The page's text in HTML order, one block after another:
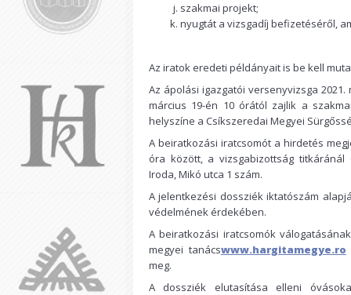
szakmai projekt;
nyugtát a vizsgadíj befizetéséről,
Az iratok eredeti példányait is be kell
Az ápolási igazgatói versenyvizsga
március 19-én 10 órától zajlik a
helyszíne a Csíkszeredai Megyei
A beiratkozási iratcsomót a hirdetés
óra között, a vizsgabizottság titkáránál
Iroda, Mikó utca 1 szám.
A jelentkezési dossziék iktatószám
védelmének érdekében.
A beiratkozási iratcsomók
megyei tanácswww.hargitamegye.ro
meg.
A dossziék elutasítása elleni